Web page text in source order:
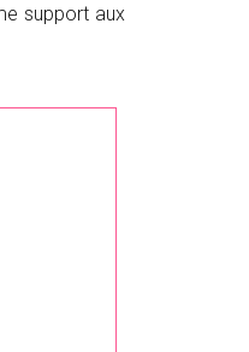
support aux